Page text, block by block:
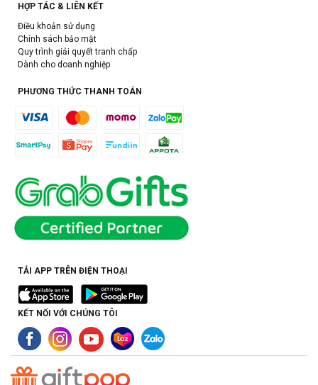
HỢP TÁC & LIÊN KẾT
Điều khoản sử dụng
Chính sách bảo mật
Quy trình giải quyết tranh chấp
Dành cho doanh nghiệp
PHƯƠNG THỨC THANH TOÁN
TẢI APP TRÊN ĐIỆN THOẠI
KẾT NỐI VỚI CHÚNG TÔI